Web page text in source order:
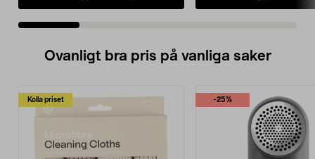
Ovanligt bra pris på vanliga saker
Kolla priset -25%